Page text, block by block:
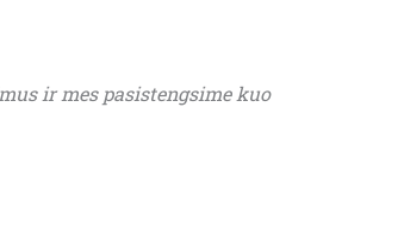
ir mes pasistengsime kuo